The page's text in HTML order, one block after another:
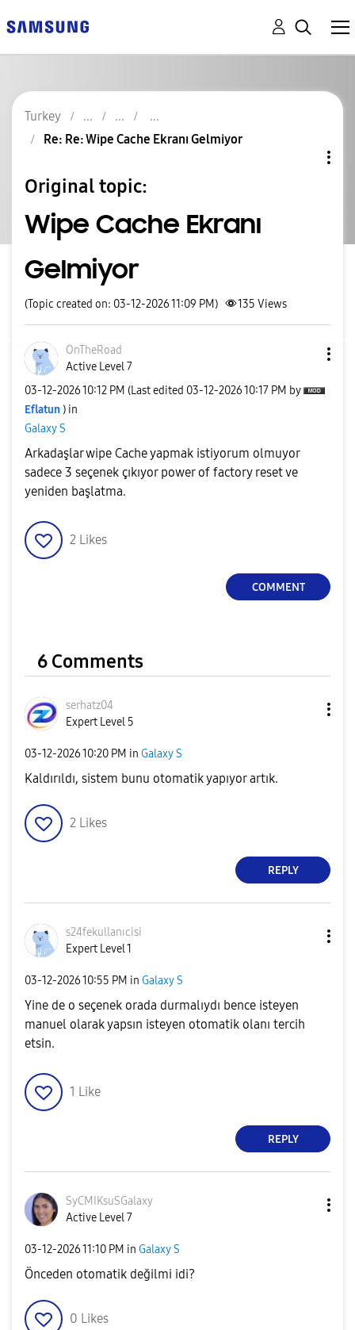
Turkey
Re: Re: Wipe Cache Ekranı Gelmiyor
Original topic:
Wipe Cache Ekranı
Gelmiyor
(Topic created on: 03-12-2026 11:09 PM) 135 Views
OnTheRoad
Active Level 7
‎03-12-202610:12 PM (Last edited ‎03-12-202610:17 PM by
Eflatun ) in
Galaxy S
Arkadaşlar wipe Cache yapmak istiyorum olmuyor
sadece 3 seçenek çıkıyor power of factory reset ve
yeniden başlatma.
2 Likes
COMMENT
6 Comments
serhatz04
Expert Level 5
‎03-12-202610:20 PM in Galaxy S
Kaldırıldı, sistem bunu otomatik yapıyor artık.
2 Likes
REPLY
s24fekullanıcisi
Expert Level 1
‎03-12-202610:55 PM in Galaxy S
Yine de o seçenek orada durmalıydı bence isteyen
manuel olarak yapsın isteyen otomatik olanı tercih
etsin.
1 Like
REPLY
SyCMIKsuSGalaxy
Active Level 7
‎03-12-202611:10 PM in Galaxy S
Önceden otomatik değilmi idi?
0 Likes